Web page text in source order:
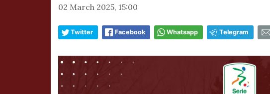
02 March 2025, 15:00
Twitter Facebook Whatsapp Telegram